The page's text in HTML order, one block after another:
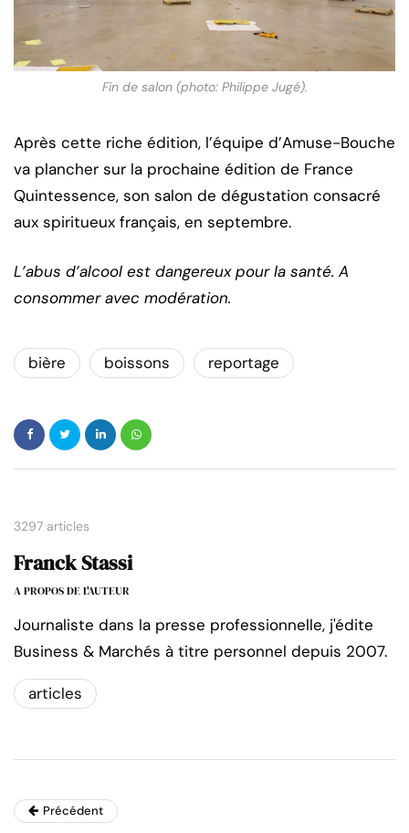
Fin de salon(photo: Philippe Jugé).
Après cette riche édition, l’équipe d’Amuse-Bouche
va plancher sur la prochaine édition de France
Quintessence, son salon de dégustation consacré
aux spiritueux français, en septembre.
L’abus d’alcool est dangereux pour la santé. A
consommer avec modération.
bière boissons reportage
3297 articles
Franck Stassi
A PROPOS DE L'AUTEUR
Journaliste dans la presse professionnelle, j'édite
Business & Marchés à titre personnel depuis 2007.
articles
Précédent